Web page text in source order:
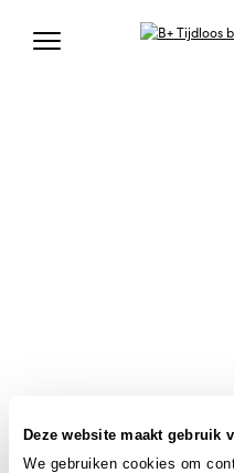
Deze website maakt gebruik
We gebruiken cookies om